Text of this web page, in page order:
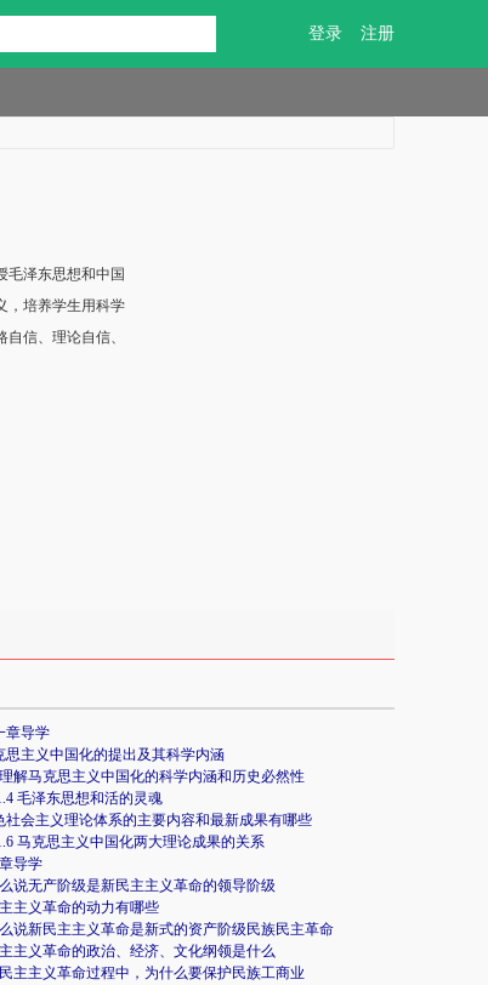
登录 注册
毛泽东思想和中国
，培养学生用科学
信、理论自信、
章导学
思主义中国化的提出及其科学内涵
解马克思主义中国化的科学内涵和历史必然性
毛泽东思想和活的灵魂
社会主义理论体系的主要内容和最新成果有哪些
马克思主义中国化两大理论成果的关系
导学
说无产阶级是新民主主义革命的领导阶级
主义革命的动力有哪些
说新民主主义革命是新式的资产阶级民族民主革命
主义革命的政治、经济、文化纲领是什么
主主义革命过程中，为什么要保护民族工商业